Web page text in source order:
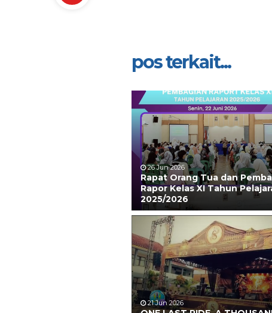
pos terkait...
26 Jun 2026
Rapat Orang Tua dan
Rapor Kelas XI Tahun
2025/2026
21 Jun 2026